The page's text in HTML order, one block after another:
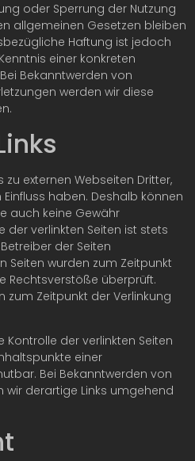
oder Sperrung der Nutzung
allgemeinen Gesetzen bleiben
Haftung ist jedoch
einer konkreten
Bekanntwerden von
werden wir diese
externen Webseiten Dritter,
haben. Deshalb können
auch keine Gewähr
der verlinkten Seiten ist stets
der Seiten
Seiten wurden zum Zeitpunkt
Rechtsverstöße überprüft.
zum Zeitpunkt der Verlinkung
der verlinkten Seiten
einer
Bei Bekanntwerden von
wir derartige Links umgehend